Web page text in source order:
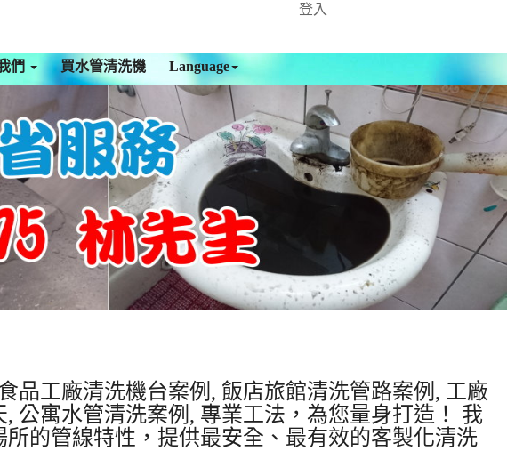
登入
們 買水管清洗機 Language
品工廠清洗機台案例, 飯店旅館清洗管路案例, 工廠
公寓水管清洗案例, 專業工法，為您量身打造！ 我
的管線特性，提供最安全、最有效的客製化清洗